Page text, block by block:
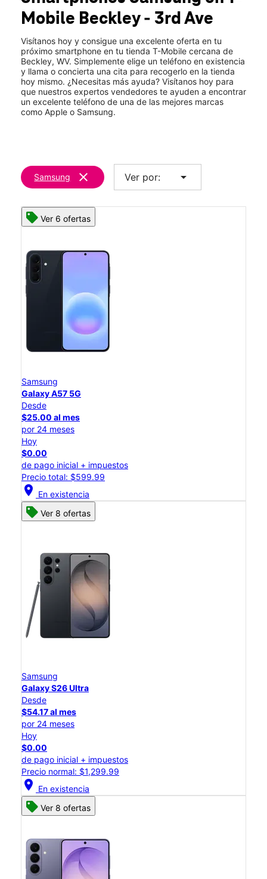
Jue.: 10:00 a.m. a 8:00 p.m.
Vie.: 10:00 a.m. a 8:00 p.m.
105 3rd Ave Beckley, WV 25801
Mobile Beckley - 3rd Ave
Visítanos hoy y consigue una excelente oferta en tu
próximo smartphone en tu tienda T-Mobile cercana de
Beckley, WV. Simplemente elige un teléfono en existencia
y llama o concierta una cita para recogerlo en la tienda
hoy mismo. ¿Necesitas más ayuda? Visítanos hoy para
que nuestros expertos vendedores te ayuden a encontrar
un excelente teléfono de una de las mejores marcas
como Apple o Samsung.
Samsung clear Ver por: arrow_drop_down
Ver 6 ofertas
Samsung
Galaxy A57 5G
Desde
$25.00 al mes
por 24 meses
Hoy
$0.00
de pago inicial + impuestos
Precio total: $599.99
location_on En existencia
Ver 8 ofertas
Samsung
Galaxy S26 Ultra
Desde
$54.17 al mes
por 24 meses
Hoy
$0.00
de pago inicial + impuestos
Precio normal: $1,299.99
location_on En existencia
Ver 8 ofertas